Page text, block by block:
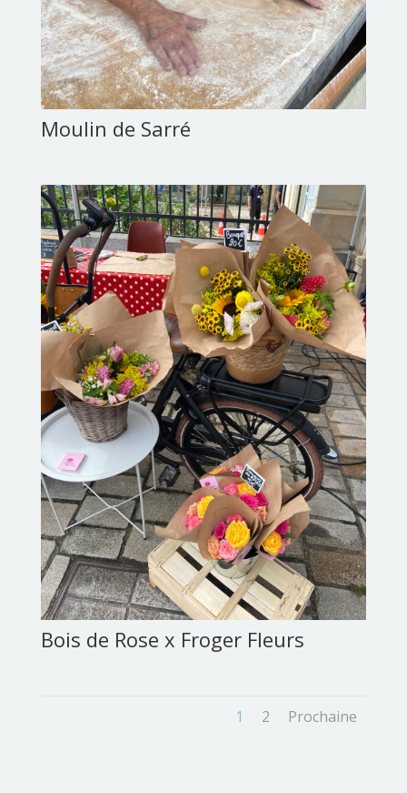
Moulin de Sarré
Bois de Rose x Froger Fleurs
1 2 Prochaine